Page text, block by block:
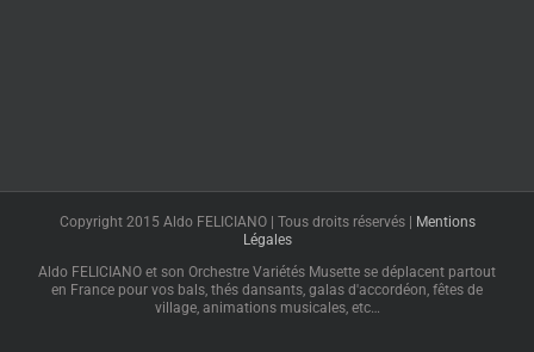
Copyright 2015 Aldo FELICIANO | Tous droits réservés |
Mentions
Légales
Aldo FELICIANO et son Orchestre Variétés Musette se déplacent partout
en France pour vos bals, thés dansants, galas d'accordéon, fêtes de
village, animations musicales, etc…